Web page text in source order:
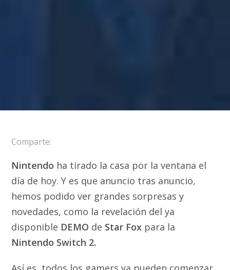
Comparte:
Nintendo ha tirado la casa por la ventana el
día de hoy. Y es que anuncio tras anuncio,
hemos podido ver grandes sorpresas y
novedades, como la revelación del ya
disponible DEMO de Star Fox para la
Nintendo Switch 2.